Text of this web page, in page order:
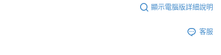
顯示電腦版詳細說明
客服